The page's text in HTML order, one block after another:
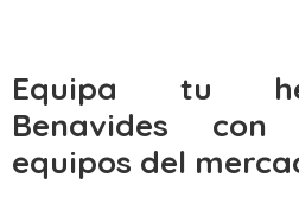
Equipa tu
Benavides
equipos del